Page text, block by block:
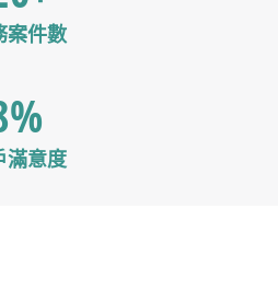
案件數
滿意度